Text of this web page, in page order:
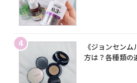
4
《ジョンセン
方は？各種類の